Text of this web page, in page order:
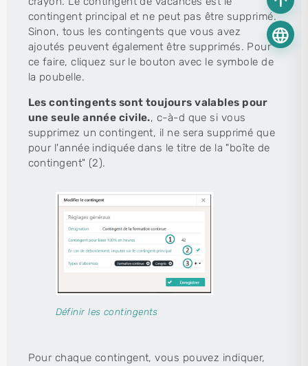
language
contingent principal et ne peut pas être supprimé.
Sinon, tous les contingents que vous avez
ajoutés peuvent également être supprimés. Pour
ce faire, cliquez sur le bouton avec le symbole de
la poubelle.
Les contingents sont toujours valables pour
une seule année civile., c-à-d que si vous
supprimez un contingent, il ne sera supprimé que
pour l'année indiquée dans le titre de la "boîte de
contingent" (2).
Définir les contingents
Pour chaque contingent, vous pouvez indiquer,